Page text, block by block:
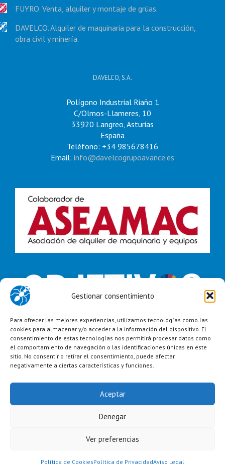
Gestionar consentimiento
Para ofrecer las mejores experiencias, utilizamos tecnologías como las
cookies para almacenar y/o acceder a la información del dispositivo. El
consentimiento de estas tecnologías nos permitirá procesar datos como
el comportamiento de navegación o las identificaciones únicas en este
sitio. No consentir o retirar el consentimiento, puede afectar
negativamente a ciertas características y funciones.
Aceptar
Denegar
Ver preferencias
Política de CookiesPolítica de PrivacidadAviso Legal
FUYRO. Venta, alquiler y montaje de grúas.
DAVELCO. Alquiler de maquinaria para la construcción,
obra civil y minería.
DAVELCO, S.A.
Polígono Industrial Riaño 1
C/Olmos-Llameres, 10
33920 Langreo, Asturias
España
Teléfono: +34 985678416
Email: info@davelcogrupoavance.es
Copyright 2023 Grupo Avance |Aviso Legal
Alquiler